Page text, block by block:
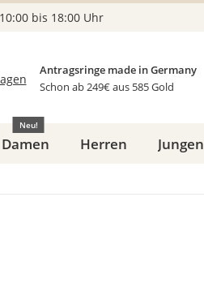
bis 18:00 Uhr
Antragsringe made in Germany
Schon ab 249€ aus 585 Gold
Damen
Neu!
Herren Jungen